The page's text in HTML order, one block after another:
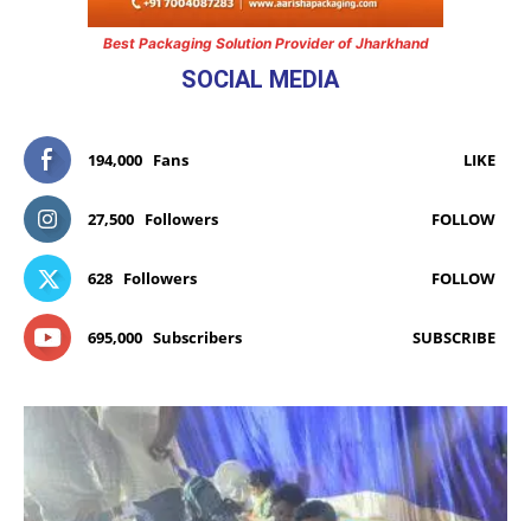
Best Packaging Solution Provider of Jharkhand
SOCIAL MEDIA
194,000 Fans LIKE
27,500 Followers FOLLOW
628 Followers FOLLOW
695,000 Subscribers SUBSCRIBE